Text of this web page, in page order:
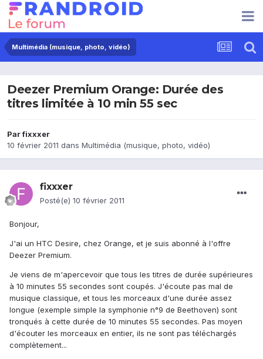
Multimédia (musique, photo, vidéo)
Deezer Premium Orange: Durée des
titres limitée à 10 min 55 sec
Parfixxxer
10 février 2011 dans Multimédia (musique, photo, vidéo)
fixxxer
Posté(e) 10 février 2011
Bonjour,
J'ai un HTC Desire, chez Orange, et je suis abonné à l'offre
Deezer Premium.
Je viens de m'apercevoir que tous les titres de durée supérieures
à 10 minutes 55 secondes sont coupés. J'écoute pas mal de
musique classique, et tous les morceaux d'une durée assez
longue (exemple simple la symphonie n°9 de Beethoven) sont
tronqués à cette durée de 10 minutes 55 secondes. Pas moyen
d'écouter les morceaux en entier, ils ne sont pas téléchargés
complètement...